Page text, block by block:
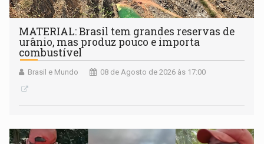
MATERIAL: Brasil tem grandes reservas de
urânio, mas produz pouco e importa
combustível
Brasil e Mundo 08 de Agosto de 2026 às 17:00